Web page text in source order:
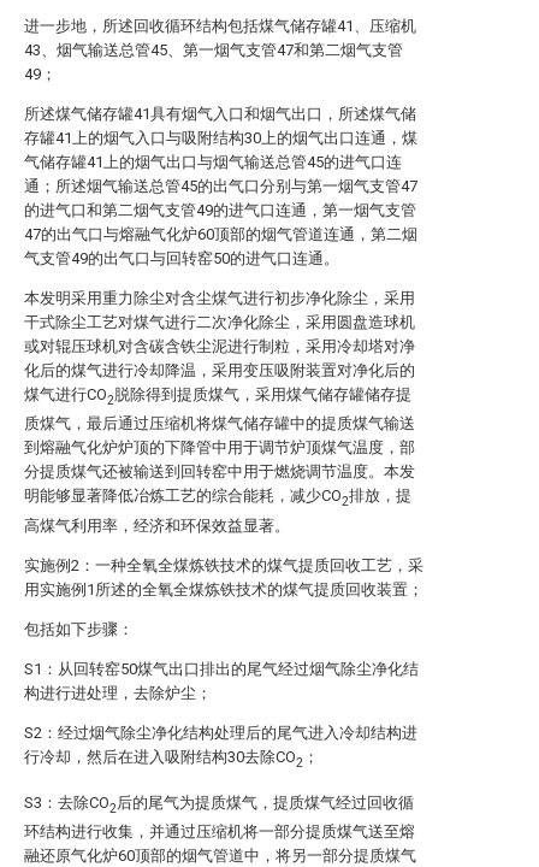
进一步地，所述回收循环结构包括煤气储存罐41、压缩机
43、烟气输送总管45、第一烟气支管47和第二烟气支管
49；
所述煤气储存罐41具有烟气入口和烟气出口，所述煤气储
存罐41上的烟气入口与吸附结构30上的烟气出口连通，煤
气储存罐41上的烟气出口与烟气输送总管45的进气口连
通；所述烟气输送总管45的出气口分别与第一烟气支管47
的进气口和第二烟气支管49的进气口连通，第一烟气支管
47的出气口与熔融气化炉60顶部的烟气管道连通，第二烟
气支管49的出气口与回转窑50的进气口连通。
本发明采用重力除尘对含尘煤气进行初步净化除尘，采用
干式除尘工艺对煤气进行二次净化除尘，采用圆盘造球机
或对辊压球机对含碳含铁尘泥进行制粒，采用冷却塔对净
化后的煤气进行冷却降温，采用变压吸附装置对净化后的
煤气进行CO2 脱除得到提质煤气，采用煤气储存罐储存提
质煤气，最后通过压缩机将煤气储存罐中的提质煤气输送
到熔融气化炉炉顶的下降管中用于调节炉顶煤气温度，部
分提质煤气还被输送到回转窑中用于燃烧调节温度。本发
明能够显著降低冶炼工艺的综合能耗，减少CO2排放，提
高煤气利用率，经济和环保效益显著。
实施例2：一种全氧全煤炼铁技术的煤气提质回收工艺，采
用实施例1所述的全氧全煤炼铁技术的煤气提质回收装置；
包括如下步骤：
S1：从回转窑50煤气出口排出的尾气经过烟气除尘净化结
构进行进处理，去除炉尘；
S2：经过烟气除尘净化结构处理后的尾气进入冷却结构进
行冷却，然后在进入吸附结构30去除CO2 ；
S3：去除CO2 后的尾气为提质煤气，提质煤气经过回收循
环结构进行收集，并通过压缩机将一部分提质煤气送至熔
融还原气化炉60顶部的烟气管道中，将另一部分提质煤气